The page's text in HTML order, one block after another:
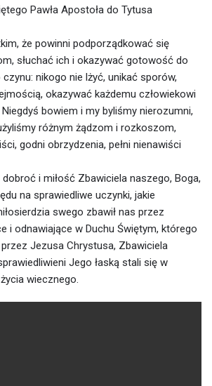
Pawła Apostoła do Tytusa
że powinni podporządkować się
słuchać ich i okazywać gotowość do
nikogo nie lżyć, unikać sporów,
okazywać każdemu człowiekowi
bowiem i my byliśmy nierozumni,
różnym żądzom i rozkoszom,
godni obrzydzenia, pełni nienawiści
dobroć i miłość Zbawiciela naszego, Boga,
na sprawiedliwe uczynki, jakie
swego zbawił nas przez
i odnawiające w Duchu Świętym, którego
Jezusa Chrystusa, Zbawiciela
Jego łaską stali się w
wiecznego.